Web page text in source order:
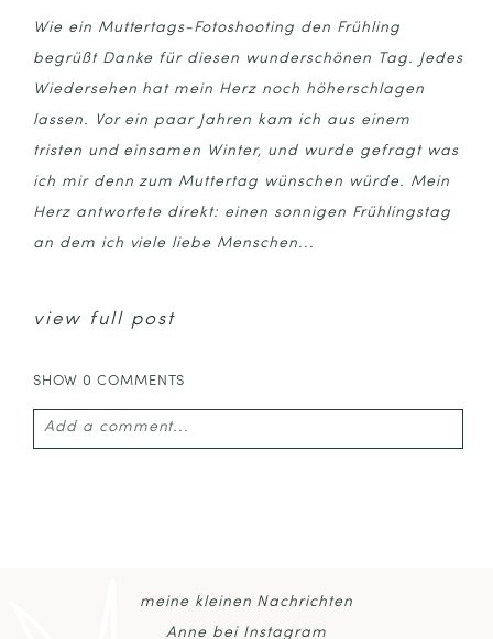
Wie ein Muttertags-Fotoshooting den Frühling
begrüßt Danke für diesen wunderschönen Tag. Jedes
Wiedersehen hat mein Herz noch höherschlagen
lassen. Vor ein paar Jahren kam ich aus einem
tristen und einsamen Winter, und wurde gefragt was
ich mir denn zum Muttertag wünschen würde. Mein
Herz antwortete direkt: einen sonnigen Frühlingstag
an dem ich viele liebe Menschen...
view full post
SHOW 0 COMMENTS
Add a comment...
meine kleinen Nachrichten
Anne bei Instagram